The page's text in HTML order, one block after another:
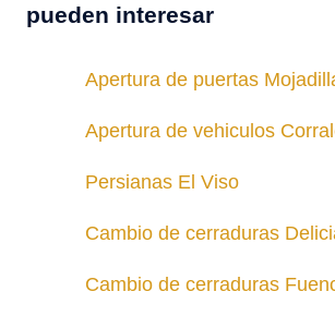
pueden interesar
Apertura de puertas
Apertura de vehiculos
Persianas El Viso
Cambio de cerraduras
Cambio de cerraduras